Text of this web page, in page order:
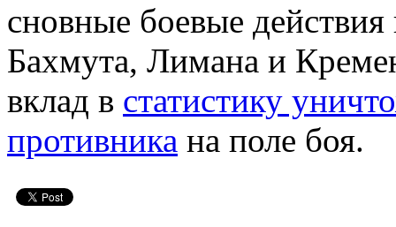
сновные боевые
Бахмута, Лимана и
вклад в статистику
противника на поле боя.